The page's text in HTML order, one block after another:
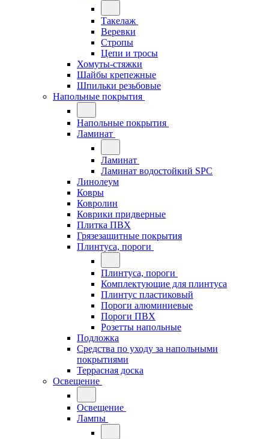
Такелаж
Веревки
Стропы
Цепи и тросы
Хомуты-стяжки
Шайбы крепежные
Шпильки резьбовые
Напольные покрытия
Напольные покрытия
Ламинат
Ламинат
Ламинат водостойкий SPC
Линолеум
Ковры
Ковролин
Коврики придверные
Плитка ПВХ
Грязезащитные покрытия
Плинтуса, пороги
Плинтуса, пороги
Комплектующие для плинтуса
Плинтус пластиковый
Пороги алюминиевые
Пороги ПВХ
Розетты напольные
Подложка
Средства по уходу за напольными
покрытиями
Террасная доска
Освещение
Освещение
Лампы